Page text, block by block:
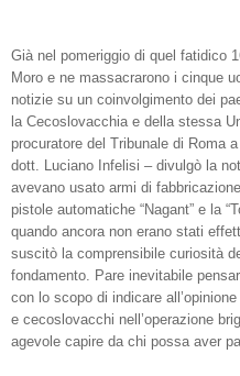
Già nel pomeriggio di quel fatidico
Moro e ne massacrarono i cinque
notizie su un coinvolgimento dei
la Cecoslovacchia e della stessa
procuratore del Tribunale di Roma
dott. Luciano Infelisi – divulgò la
avevano usato armi di
pistole automatiche “Nagant” e la
quando ancora non erano stati
suscitò la comprensibile curiosità
fondamento. Pare inevitabile
con lo scopo di indicare
e cecoslovacchi nell’operazione
agevole capire da chi possa aver